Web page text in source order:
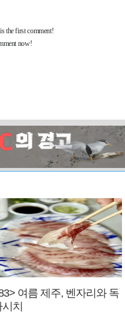
여름 제주, 벤자리와 독
치